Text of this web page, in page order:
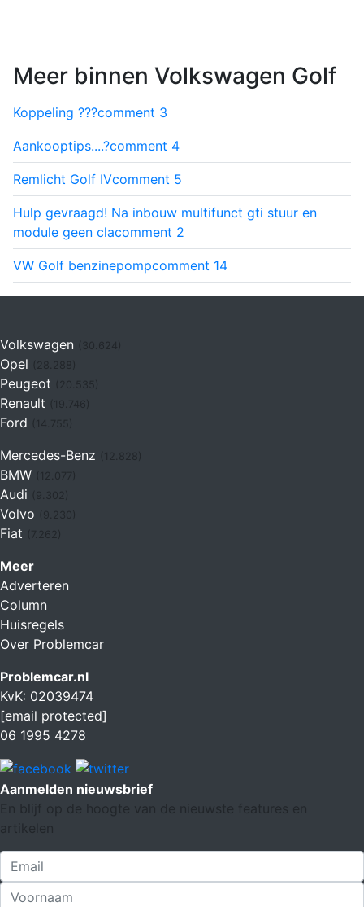
Meer binnen Volkswagen Golf
Koppeling ???comment 3
Aankooptips....?comment 4
Remlicht Golf IVcomment 5
Hulp gevraagd! Na inbouw multifunct gti stuur en
module geen clacomment 2
VW Golf benzinepompcomment 14
Volkswagen (30.624)
Opel
Peugeot
Renault (19.746)
Ford (14.755)
Mercedes-Benz
BMW
Audi
Volvo
Fiat (7.262)
Meer
Adverteren
Column
Huisregels
Over Problemcar
Problemcar.nl
KvK: 02039474
[email protected]
06 1995 4278
Aanmelden nieuwsbrief
En blijf op de hoogte van de nieuwste features en
artikelen